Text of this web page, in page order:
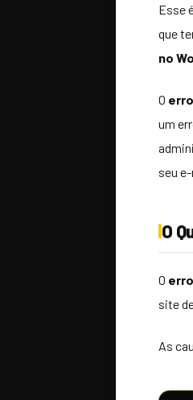
Esse
que
no
O
um
seu
O
O
site
As